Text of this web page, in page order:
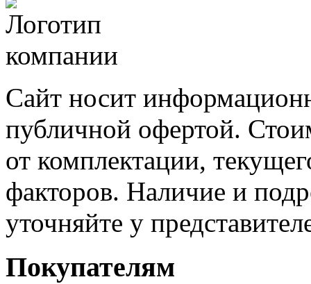
Сайт носит
публичной офертой.
от комплектации,
факторов. Наличие и
уточняйте у
Покупателям